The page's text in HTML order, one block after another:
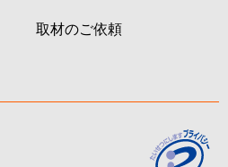
取材のご依頼